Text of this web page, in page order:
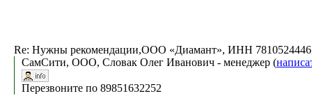
Re: Нужны рекомендации,ООО «Диамант», ИНН
СамСити, ООО, Словак Олег Иванович - менеджер (
Перезвоните по 89851632252